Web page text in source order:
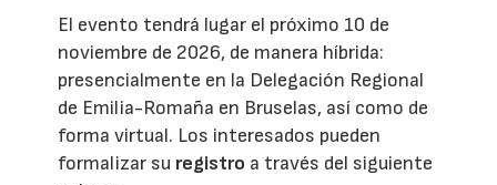
El evento tendrá lugar el próximo 10 de
noviembre de 2026, de manera híbrida:
presencialmente en la Delegación Regional
de Emilia-Romaña en Bruselas, así como de
forma virtual. Los interesados pueden
formalizar su registro a través del siguiente